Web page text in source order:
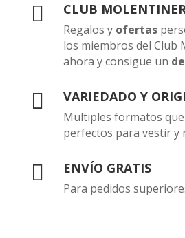
 CLUB
Regalos y ofertas
los miembros del Club
ahora y consigue un
 VARIEDADO Y
Multiples formatos
perfectos para vestir y
 ENVÍO GRATIS
Para pedidos